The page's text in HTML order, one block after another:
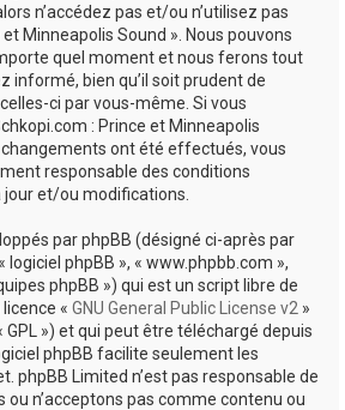
n’accédez pas et/ou n’utilisez pas
Minneapolis Sound ». Nous pouvons
quel moment et nous ferons tout
informé, bien qu’il soit prudent de
ci par vous-même. Si vous
: Prince et Minneapolis
changements ont été effectués, vous
responsable des conditions
et/ou modifications.
par phpBB (désigné ci-après par
logiciel phpBB », « www.phpbb.com »,
phpBB ») qui est un script libre de
« GNU General Public License v2 »
GPL ») et qui peut être téléchargé depuis
phpBB facilite seulement les
phpBB Limited n’est pas responsable de
ou n’acceptons pas comme contenu ou